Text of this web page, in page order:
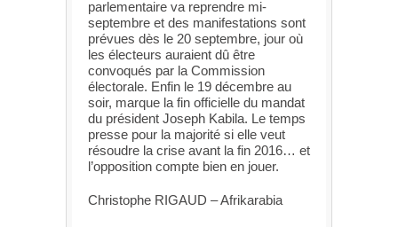
parlementaire va reprendre mi-
septembre et des manifestations sont
prévues dès le 20 septembre, jour où
les électeurs auraient dû être
convoqués par la Commission
électorale. Enfin le 19 décembre au
soir, marque la fin officielle du mandat
du président Joseph Kabila. Le temps
presse pour la majorité si elle veut
résoudre la crise avant la fin 2016… et
l’opposition compte bien en jouer.
Christophe RIGAUD – Afrikarabia